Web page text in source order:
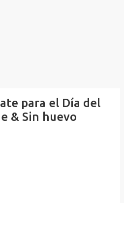
para el Día del
& Sin huevo